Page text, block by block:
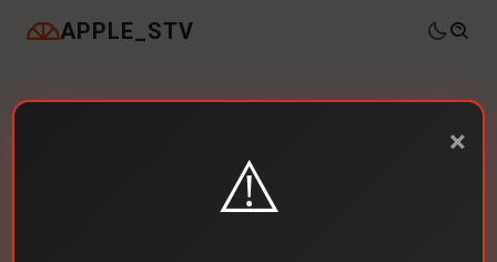
APPLE_STV
×
⚠️